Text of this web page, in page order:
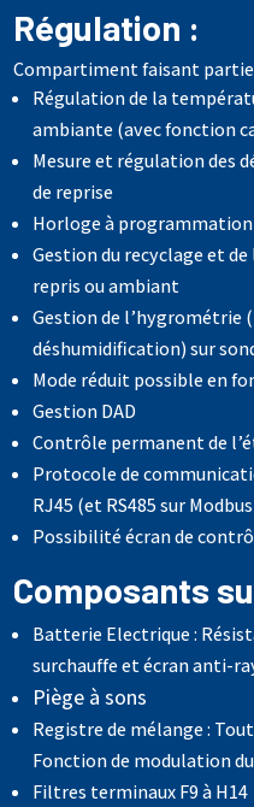
Régulation :
Compartiment faisant
Régulation de la
ambiante (avec fonction
Mesure et régulation des
de reprise
Horloge à
Gestion du recyclage et de
repris ou ambiant
Gestion de l’hygrométrie
déshumidification) sur
Mode réduit possible en
Gestion DAD
Contrôle permanent de
Protocole de
RJ45 (et RS485 sur
Possibilité écran de
Composants
Batterie Electrique :
surchauffe et écran anti-
Piège à sons
Registre de mélange :
Fonction de modulation
Filtres terminaux F9 à H14